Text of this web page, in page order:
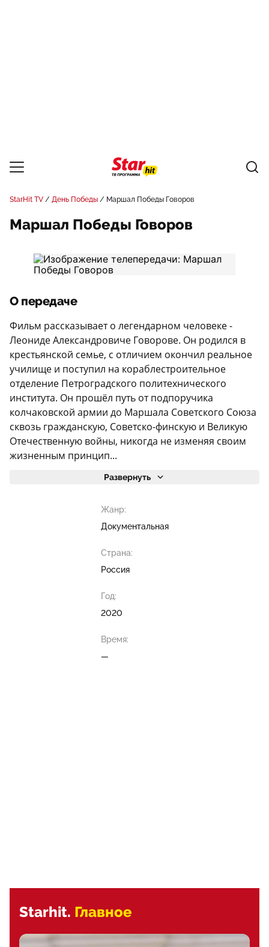
StarHit TV День Победы Маршал Победы Говоров
Маршал Победы Говоров
О передаче
Фильм рассказывает о легендарном человеке -
Леониде Александровиче Говорове. Он родился в
крестьянской семье, с отличием окончил реальное
училище и поступил на кораблестроительное
отделение Петроградского политехнического
института. Он прошёл путь от подпоручика
колчаковской армии до Маршала Советского Союза
сквозь гражданскую, Советско-финскую и Великую
Отечественную войны, никогда не изменяя своим
жизненным принцип...
Развернуть
Жанр:
Документальная
Страна:
Россия
Год:
2020
Время:
—
Starhit. Главное